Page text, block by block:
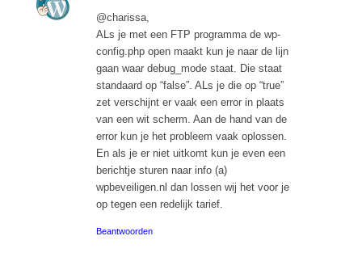
@charissa,
ALs je met een FTP programma de wp-
config.php open maakt kun je naar de lijn
gaan waar debug_mode staat. Die staat
standaard op “false”. ALs je die op “true”
zet verschijnt er vaak een error in plaats
van een wit scherm. Aan de hand van de
error kun je het probleem vaak oplossen.
En als je er niet uitkomt kun je even een
berichtje sturen naar info (a)
wpbeveiligen.nl dan lossen wij het voor je
op tegen een redelijk tarief.
Beantwoorden